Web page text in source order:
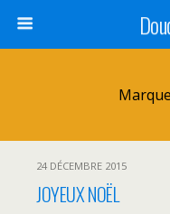
24 DÉCEMBRE 2015
JOYEUX NOËL